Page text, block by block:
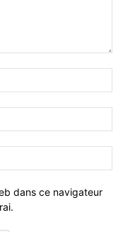
dans ce navigateur